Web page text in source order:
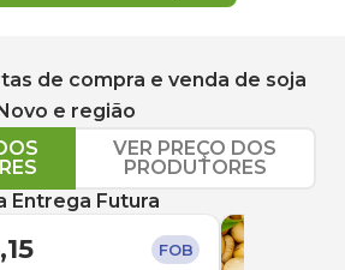
de compra e venda de soja
e região
VER PREÇO DOS
PRODUTORES
Entrega Futura
FOB